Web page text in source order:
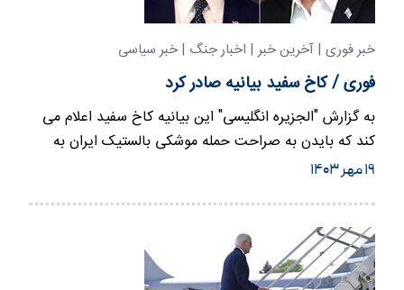
خبر فوری | آخرین خبر | اخبار جنگ | خبر سیاسی
فوری / کاخ سفید بیانیه صادر کرد
به گزارش "الجزیره انگلیسی" این بیانیه کاخ سفید اعلام می
کند که بایدن به صراحت حمله موشکی بالستیک ایران به
اسرائیل در…
۱۹ مهر ۱۴۰۳